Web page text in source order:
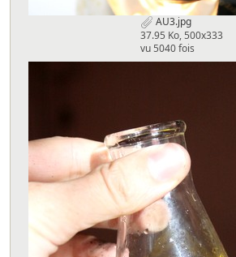
AU3.jpg
37.95 Ko, 500x333
vu 5040 fois